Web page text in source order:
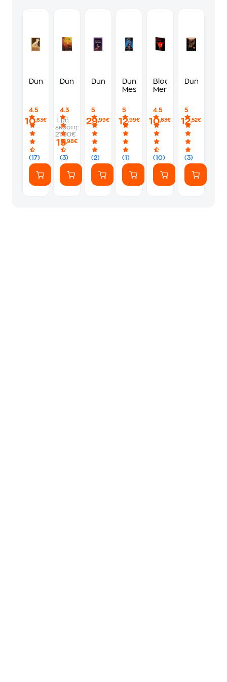
Dune
4.5
(17)
10,63€
Dune
4.3
(3)
Τιμή
εκδότη:
21.90€
15,98€
Dune
5
(2)
29,99€
Dune
Messiah
5
(1)
12,99€
Blood
Meridian
4.5
(10)
10,63€
Dune
5
(3)
12,52€